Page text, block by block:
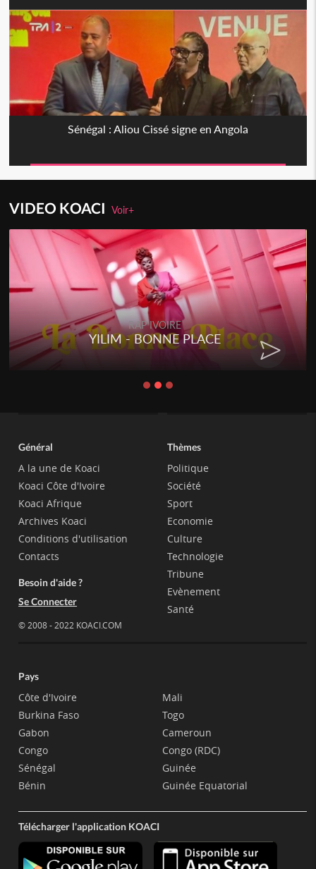
Sénégal : Aliou Cissé signe en Angola
VIDEO KOACIVoir+
RAP IVOIRE
YILIM - BONNE PLACE
Général
A la une de Koaci
Koaci Côte d'Ivoire
Koaci Afrique
Archives Koaci
Conditions d'utilisation
Contacts
Besoin d'aide ?
Se Connecter
© 2008 - 2022 KOACI.COM
Thèmes
Politique
Société
Sport
Economie
Culture
Technologie
Tribune
Evènement
Santé
Pays
Côte d'Ivoire
Burkina Faso
Gabon
Congo
Sénégal
Bénin
Mali
Togo
Cameroun
Congo (RDC)
Guinée
Guinée Equatorial
Télécharger l'application KOACI